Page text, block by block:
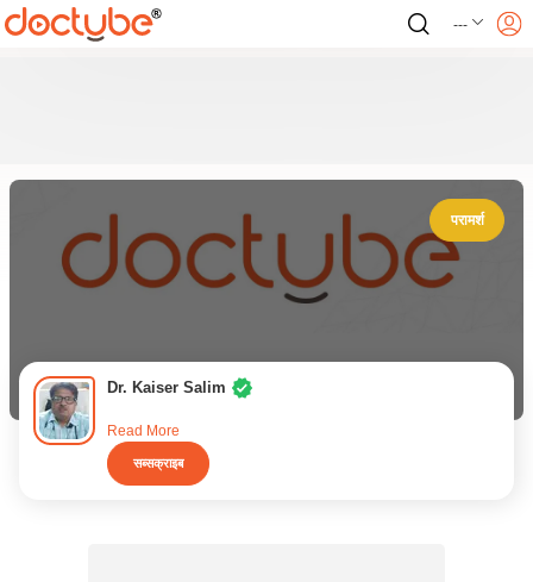
---
परामर्श
Dr. Kaiser Salim
Read More
सब्सक्राइब